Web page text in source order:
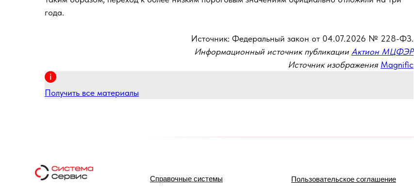
года.
Источник: Федеральный закон от 04.07.2026 № 228-ФЗ.
Информационный источник публикации Актион МЦФЭР
Источник изображения Magnific
Получить все материалы
Справочные системы Пользовательское соглашение